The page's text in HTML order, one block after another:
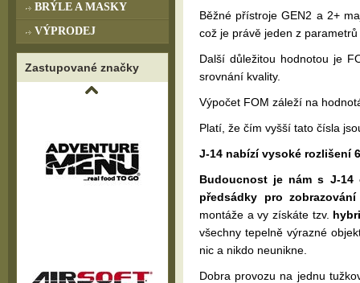
Běžné přístroje GEN2 a 2+
což je právě jeden z
Další důležitou hodnotou je
srovnání kvality.
Výpočet FOM záleží na
Platí, že čím vyšší tato čísla
J-14 nabízí vysoké rozlišení
Budoucnost je nám s J-
předsádky pro
montáže a vy získáte tzv.
všechny tepelně výrazné
nic a nikdo neunikne.
Dobra provozu na jednu
BRÝLE A MASKY
VÝPRODEJ
Zastupované značky